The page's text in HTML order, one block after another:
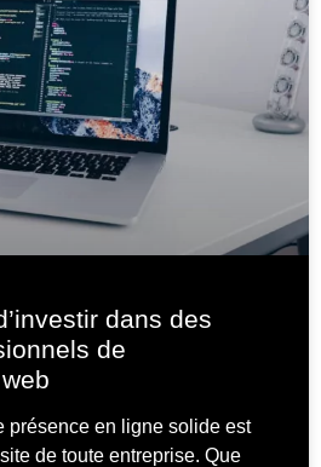
dans des
de
présence en ligne solide est
de toute entreprise. Que